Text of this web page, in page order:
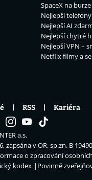
SpaceX na burze
Nejlepší telefony
Nejlepší AI
Nejlepší chytré
Nejlepší VPN –
Netflix filmy a
RSS Kariéra
a.s.
zapsána v OR, sp.zn. B
o zpracování
kodex Povinně